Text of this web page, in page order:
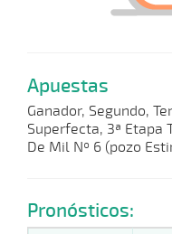
Apuestas
Ganador, Segundo,
Superfecta, 3ª Etapa
De Mil Nº 6 (pozo
Pronósticos: